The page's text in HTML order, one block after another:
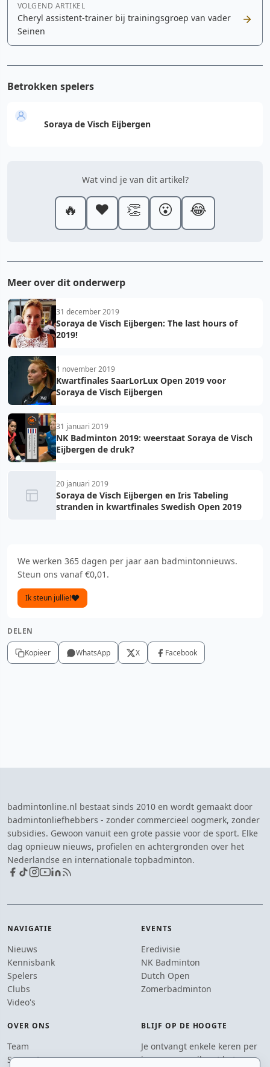
VOLGEND ARTIKEL
Cheryl assistent-trainer bij trainingsgroep van vader
Seinen
Betrokken spelers
Soraya de Visch Eijbergen
Wat vind je van dit artikel?
🔥 ❤️ 👏 😮 😂
Meer over dit onderwerp
31 december 2019
Soraya de Visch Eijbergen: The last hours of
2019!
1 november 2019
Kwartfinales SaarLorLux Open 2019 voor
Soraya de Visch Eijbergen
31 januari 2019
NK Badminton 2019: weerstaat Soraya de Visch
Eijbergen de druk?
20 januari 2019
Soraya de Visch Eijbergen en Iris Tabeling
stranden in kwartfinales Swedish Open 2019
We werken 365 dagen per jaar aan badmintonnieuws.
Steun ons vanaf €0,01.
Ik steun jullie!
DELEN
Kopieer WhatsApp X Facebook
badmintonline.nl bestaat sinds 2010 en wordt gemaakt door
badmintonliefhebbers - zonder commercieel oogmerk, zonder
subsidies. Gewoon vanuit een grote passie voor de sport. Elke
dag opnieuw nieuws, profielen en achtergronden over het
Nederlandse en internationale topbadminton.
NAVIGATIE
Nieuws
Kennisbank
Spelers
Clubs
Video's
EVENTS
Eredivisie
NK Badminton
Dutch Open
Zomerbadminton
OVER ONS
Team
Supporters
BLIJF OP DE HOOGTE
Je ontvangt enkele keren per
jaar een e-mail met het